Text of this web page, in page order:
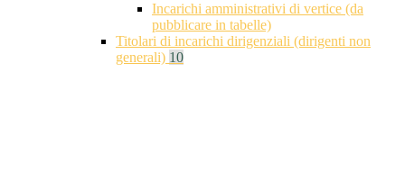
Incarichi amministrativi di vertice (da
pubblicare in tabelle)
Titolari di incarichi dirigenziali (dirigenti non
generali) 10